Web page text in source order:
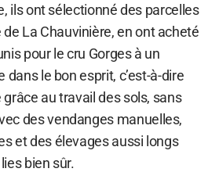
ils ont sélectionné des parcelles
La Chauvinière, en ont acheté
pour le cru Gorges à un
dans le bon esprit, c’est-à-dire
au travail des sols, sans
des vendanges manuelles,
et des élevages aussi longs
bien sûr.